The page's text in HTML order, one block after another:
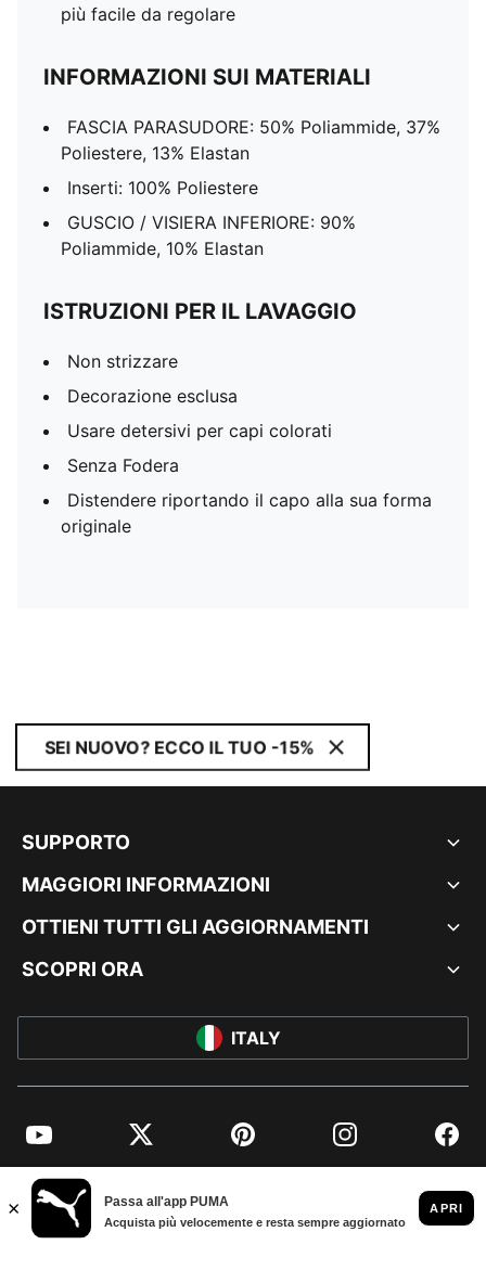
più facile da regolare
INFORMAZIONI SUI MATERIALI
FASCIA PARASUDORE: 50% Poliammide, 37%
Poliestere, 13% Elastan
Inserti: 100% Poliestere
GUSCIO / VISIERA INFERIORE: 90%
Poliammide, 10% Elastan
ISTRUZIONI PER IL LAVAGGIO
Non strizzare
Decorazione esclusa
Usare detersivi per capi colorati
Senza Fodera
Distendere riportando il capo alla sua forma
originale
SEI NUOVO? ECCO IL TUO -15%
SUPPORTO
MAGGIORI INFORMAZIONI
OTTIENI TUTTI GLI AGGIORNAMENTI
SCOPRI ORA
ITALY
YouTube Twitter Pinterest Instagram
© PUMA EUROPE GMBH, 2026. TUTTI I DIRITTI RISERVATI
DATI AZIENDALI E LEGALI